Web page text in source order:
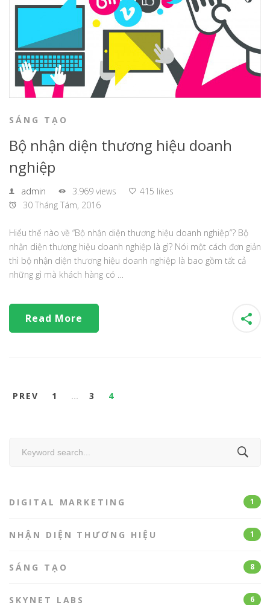
SÁNG TẠO
Bộ nhận diện thương hiệu doanh
nghiệp
admin 3.969 views
415 likes
30 Tháng Tám, 2016
Hiểu thế nào về “Bộ nhận diện thương hiệu doanh nghiệp”? Bộ
nhận diện thương hiệu doanh nghiệp là gì? Nói một cách đơn giản
thì bộ nhận diện thương hiệu doanh nghiệp là bao gồm tất cả
những gì mà khách hàng có …
Read More
PREV 1 … 3 4
DIGITAL MARKETING 1
NHẬN DIỆN THƯƠNG HIỆU 1
SÁNG TẠO 8
SKYNET LABS 6